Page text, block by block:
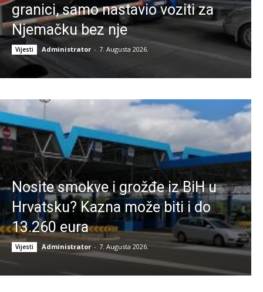
granici, samo nastavio voziti za
Njemačku bez nje
Vijesti Administrator - 7. Augusta 2026.
Nosite smokve i grožđe iz BiH u
Hrvatsku? Kazna može biti i do
13.260 eura
Vijesti Administrator - 7. Augusta 2026.